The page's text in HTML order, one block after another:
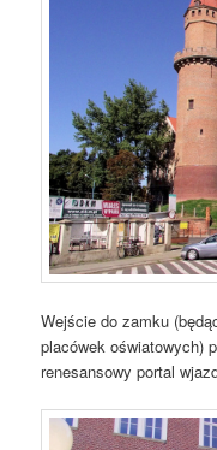
Wejście do zamku
placówek oświatowych)
renesansowy portal